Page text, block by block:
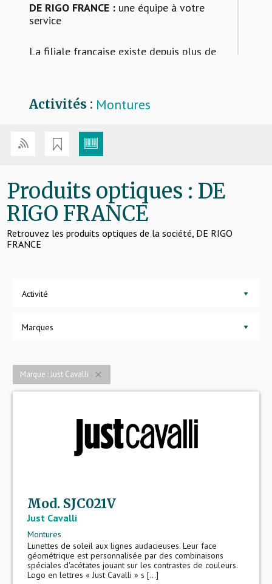
DE RIGO FRANCE :une équipe à votre
service
La filiale française existe depuis plus de
vous permettant d’être présent sur tous
Activités : Montures
Produits optiques : DE
RIGO FRANCE
Retrouvez les produits optiques de la société, DE RIGO
FRANCE
Activité
Marques
Marque : Just Cavalli close
Mod. SJC021V
Just Cavalli
Montures
Lunettes de soleil aux lignes audacieuses. Leur face
géométrique est personnalisée par des combinaisons
spéciales d'acétates jouant sur les contrastes de couleurs.
Logo en lettres « Just Cavalli » s [...]